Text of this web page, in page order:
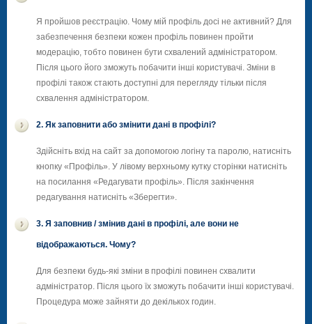
Я пройшов реєстрацію. Чому мій профіль досі не активний? Для
забезпечення безпеки кожен профіль повинен пройти
модерацію, тобто повинен бути схвалений адміністратором.
Після цього його зможуть побачити інші користувачі. Зміни в
профілі також стають доступні для перегляду тільки після
схвалення адміністратором.
2. Як заповнити або змінити дані в профілі?
Здійсніть вхід на сайт за допомогою логіну та паролю, натисніть
кнопку «Профіль». У лівому верхньому кутку сторінки натисніть
на посилання «Редагувати профіль». Після закінчення
редагування натисніть «Зберегти».
3. Я заповнив / змінив дані в профілі, але вони не
відображаються. Чому?
Для безпеки будь-які зміни в профілі повинен схвалити
адміністратор. Після цього їх зможуть побачити інші користувачі.
Процедура може зайняти до декількох годин.